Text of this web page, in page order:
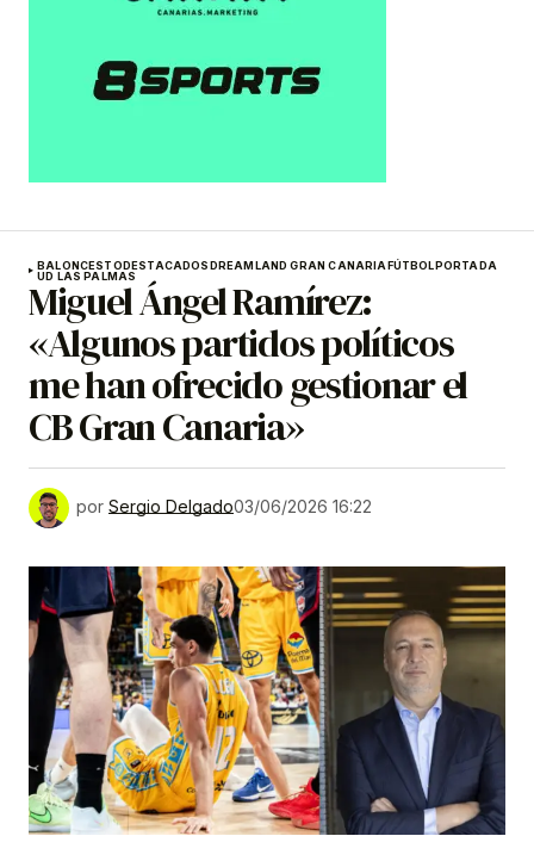
BALONCESTODESTACADOSDREAMLAND GRAN CANARIAFÚTBOLPORTADA
UD LAS PALMAS
Miguel Ángel Ramírez:
«Algunos partidos políticos
me han ofrecido gestionar el
CB Gran Canaria»
por Sergio Delgado03/06/2026 16:22